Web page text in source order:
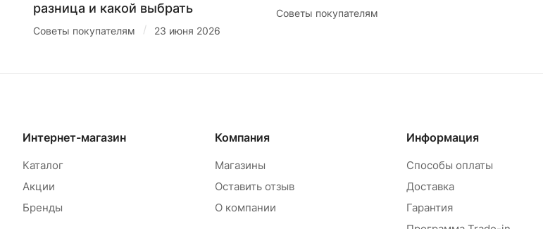
разница и какой выбрать
Советы покупателям / 23 июня 2026
Советы покупателям
Интернет-магазин
Каталог
Акции
Бренды
Компания
Магазины
Оставить отзыв
О компании
Информация
Способы оплаты
Доставка
Гарантия